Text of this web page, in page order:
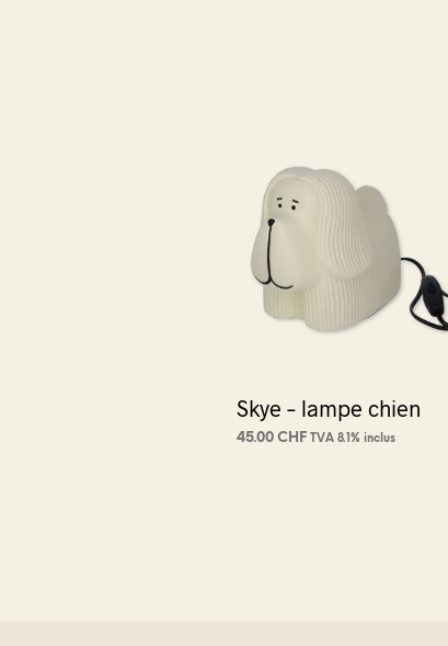
Skye – lampe chien
45.00 CHF TVA 8.1% inclus